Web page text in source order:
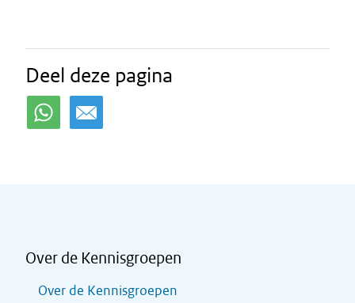
Deel deze pagina
Over de Kennisgroepen
Over de Kennisgroepen